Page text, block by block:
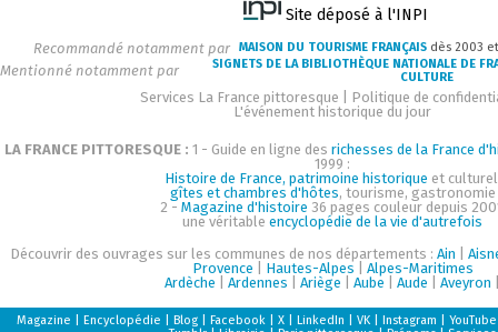
Site déposé à l'INPI
Recommandé notamment par MAISON DU TOURISME FRANÇAIS dès 2003
Mentionné notamment par
SIGNETS DE LA BIBLIOTHÈQUE NATIONALE DE
CULTURE
Services La France pittoresque
Politique de
L'événement historique du jour
LA FRANCE PITTORESQUE : 1 - Guide en ligne des richesses de la France
1999 :
Histoire de France, patrimoine historique et
gîtes et chambres d'hôtes, tourisme, gastronomie
2 - Magazine d'histoire 36 pages couleur depuis
une véritableencyclopédie de la vie d'autrefois
Découvrir des ouvrages sur les communes de nos départements :Ain |
Provence
Hautes-Alpes
Alpes-Maritimes
Ardèche |Ardennes |Ariège |Aube |Aude |Aveyron
Magazine |Encyclopédie |Blog |Facebook |X |LinkedIn |VK |Instagram |YouTube